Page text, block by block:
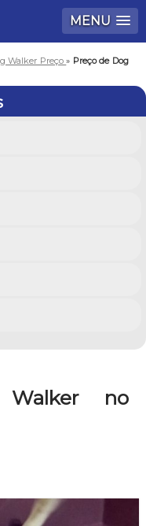
MENU
Walker Preço» Preço de Dog
no